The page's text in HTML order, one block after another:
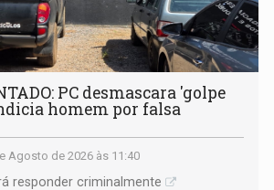
PC desmascara 'golpe
homem por falsa
Agosto de 2026 às 11:40
responder criminalmente